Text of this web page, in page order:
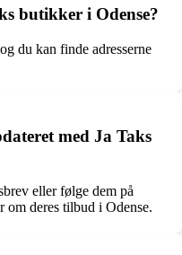
butikker i Odense?
du kan finde adresserne
med Ja Taks
eller følge dem på
om deres tilbud i Odense.